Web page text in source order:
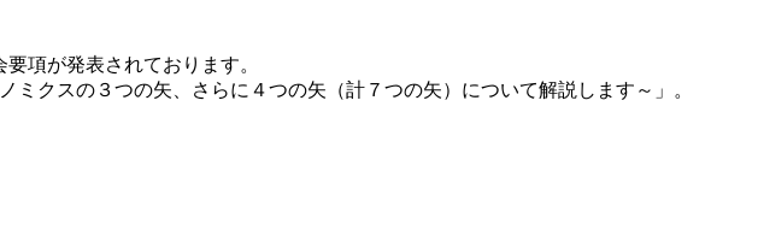
項が発表されております。
クスの３つの矢、さらに４つの矢（計７つの矢）について解説します～」。